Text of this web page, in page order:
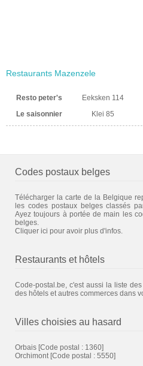
Restaurants Mazenzele
Resto peter's Eeksken 114
Le saisonnier
Klei 85
Codes postaux belges
Télécharger la carte de la Belgique
les codes postaux belges classés
Ayez toujours à portée de main les
belges.
Cliquer ici pour avoir plus d'infos.
Restaurants et hôtels
Code-postal.be, c'est aussi la liste des
des hôtels et autres commerces dans
Villes choisies au hasard
Orbais [Code postal : 1360]
Orchimont [Code postal : 5550]